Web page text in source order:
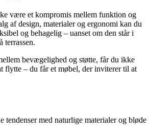
være et kompromis mellem funktion og
af design, materialer og ergonomi kan du
og behagelig – uanset om den står i
terrassen.
bevægelighed og støtte, får du ikke
flytte – du får et møbel, der inviterer til at
tendenser med naturlige materialer og bløde